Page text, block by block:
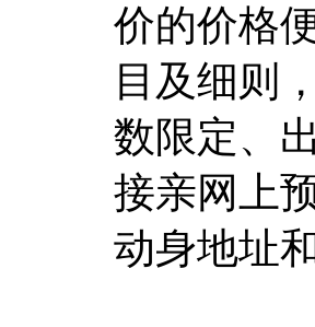
价的价格
目及细则
数限定、
接亲网上
动身地址